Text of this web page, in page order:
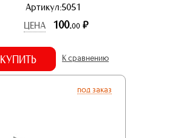
Артикул:5051
ЦЕНА
100.00 р.
КУПИТЬ К сравнению
под заказ